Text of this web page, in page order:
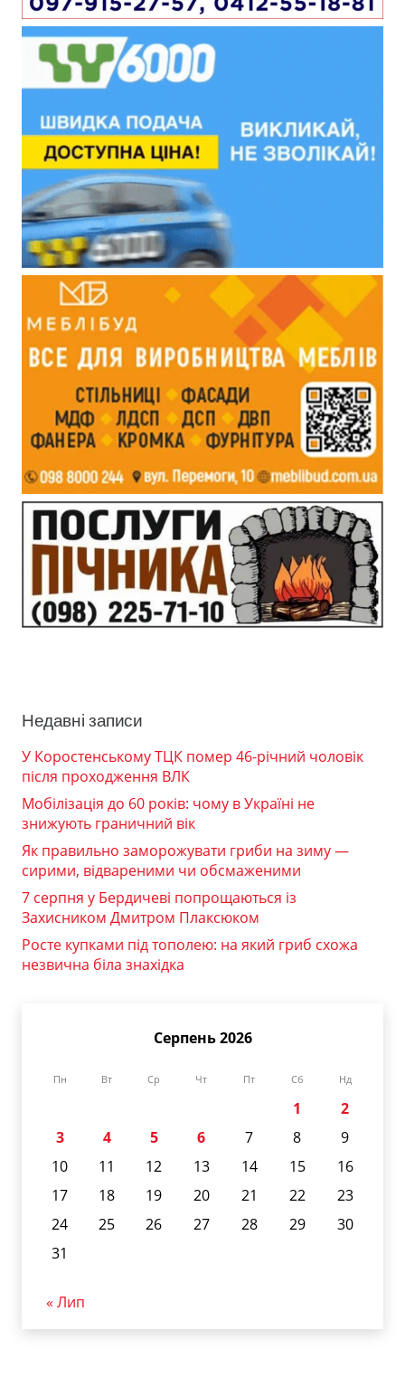
Недавні записи
У Коростенському ТЦК помер 46-річний чоловік
після проходження ВЛК
Мобілізація до 60 років: чому в Україні не
знижують граничний вік
Як правильно заморожувати гриби на зиму —
сирими, відвареними чи обсмаженими
7 серпня у Бердичеві попрощаються із
Захисником Дмитром Плаксюком
Росте купками під тополею: на який гриб схожа
незвична біла знахідка
Серпень 2026
Пн Вт Ср Чт Пт Сб Нд
1
2
3
4 5 6 7 8
9
10
11 12 13 14 15
16
17
18 19 20 21 22
23
24
25 26 27 28 29
30
31
« Лип